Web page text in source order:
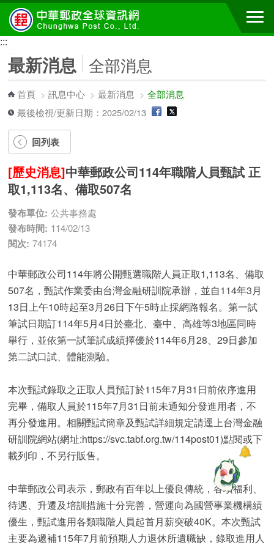
跳到主要內容區塊
:::
最新消息 全部消息
首頁 >訊息中心 >最新消息 >全部消息
最後檢視/更新日期：2025/02/13
回列表
[歷史消息]中華郵政公司114年職階人員甄試 正
取1,113名、備取507名
發布單位: 公共事務處
發布時間: 114/02/13
閱次: 74174
中華郵政公司114年將公開甄選職階人員正取1,113名、備取
507名，甄試作業委由台灣金融研訓院承辦，並自114年3月
13日上午10時起至3月26日下午5時止採網路報名。第一試
筆試日期訂114年5月4日於臺北、臺中、高雄等3地區同時
舉行，並依第一試筆試成績擇優於114年6月28、29日參加
第二試口試、體能測驗。
本次甄試錄取之正取人員預訂於115年7月31日前依序進用
完畢，備取人員於115年7月31日前未通知分發進用者，不
再分發進用。相關甄試簡章及甄試詳細規定請逕上台灣金融
研訓院網站(網址:https://svc.tabf.org.tw/114post01)點閱或下
載列印，不另行販售。
中華郵政公司表示，郵政有百年以上優良傳統，各項福利、
待遇、升遷及培訓措施十分完善，營運向為國營事業機構績
優生，甄試進用各類職階人員起首月薪突破40K。本次甄試
主要為遞補115年7月前預期人力退休所遺職缺，錄取進用人